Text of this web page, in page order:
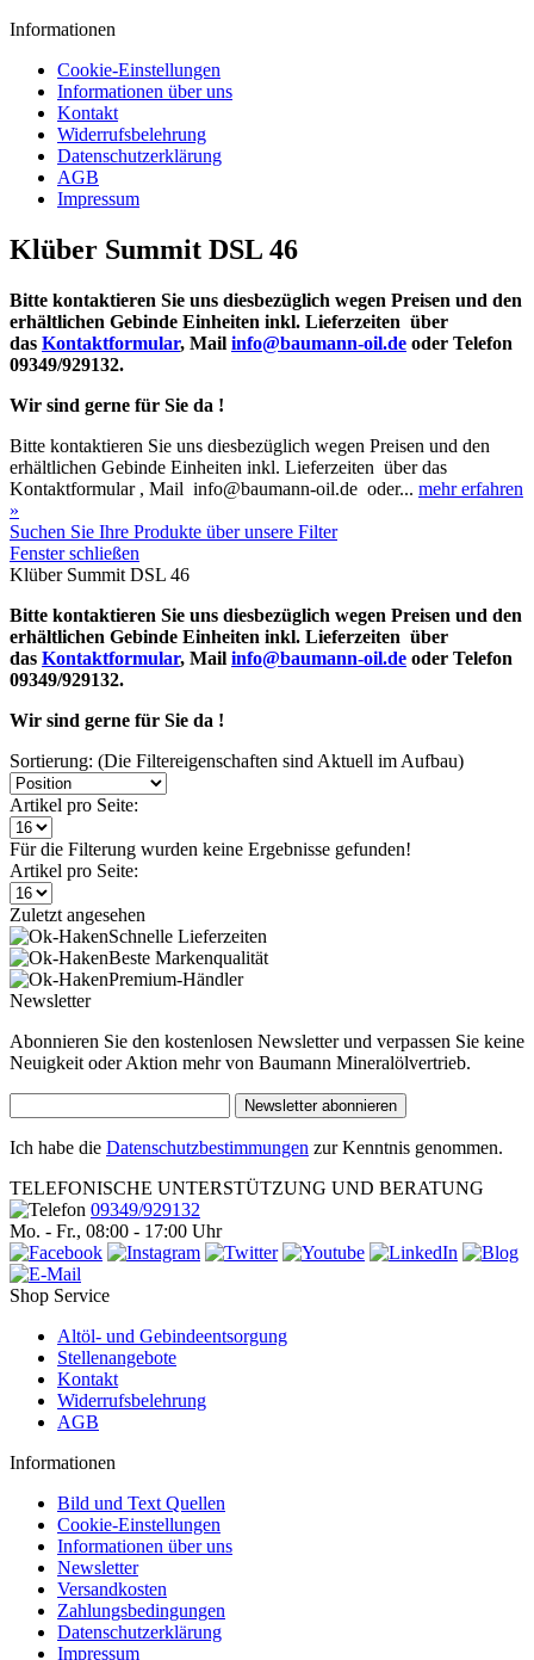
Informationen
Cookie-Einstellungen
Informationen über uns
Kontakt
Widerrufsbelehrung
Datenschutzerklärung
AGB
Impressum
Klüber Summit DSL 46
Bitte kontaktieren Sie uns diesbezüglich wegen Preisen und den
erhältlichen Gebinde Einheiten inkl. Lieferzeiten über
das Kontaktformular, Mail info@baumann-oil.de oder Telefon
09349/929132.
Wir sind gerne für Sie da !
Bitte kontaktieren Sie uns diesbezüglich wegen Preisen und den
erhältlichen Gebinde Einheiten inkl. Lieferzeiten über das
Kontaktformular , Mail info@baumann-oil.de oder... mehr erfahren
»
Suchen Sie Ihre Produkte über unsere Filter
Fenster schließen
Klüber Summit DSL 46
Bitte kontaktieren Sie uns diesbezüglich wegen Preisen und den
erhältlichen Gebinde Einheiten inkl. Lieferzeiten über
das Kontaktformular, Mail info@baumann-oil.de oder Telefon
09349/929132.
Wir sind gerne für Sie da !
Sortierung: (Die Filtereigenschaften sind Aktuell im Aufbau)
Artikel pro Seite:
Für die Filterung wurden keine Ergebnisse gefunden!
Artikel pro Seite:
Zuletzt angesehen
Schnelle Lieferzeiten
Beste Markenqualität
Premium-Händler
Newsletter
Abonnieren Sie den kostenlosen Newsletter und verpassen Sie keine
Neuigkeit oder Aktion mehr von Baumann Mineralölvertrieb.
Newsletter abonnieren
Ich habe die Datenschutzbestimmungen zur Kenntnis genommen.
TELEFONISCHE UNTERSTÜTZUNG UND BERATUNG
09349/929132
Mo. - Fr., 08:00 - 17:00 Uhr
Shop Service
Altöl- und Gebindeentsorgung
Stellenangebote
Kontakt
Widerrufsbelehrung
AGB
Informationen
Bild und Text Quellen
Cookie-Einstellungen
Informationen über uns
Newsletter
Versandkosten
Zahlungsbedingungen
Datenschutzerklärung
Impressum